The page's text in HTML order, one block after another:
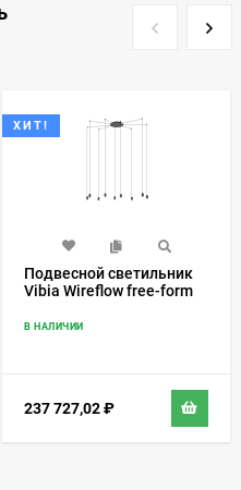
ХИТ!
Подвесной светильник
Vibia Wireflow free-form
В НАЛИЧИИ
237 727,02₽